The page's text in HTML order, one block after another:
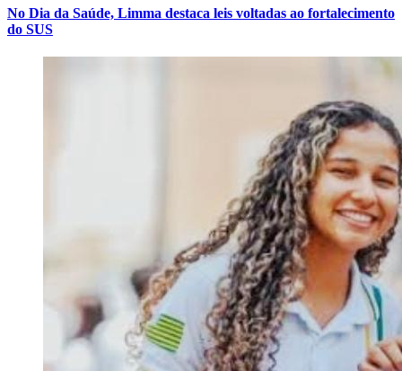
No Dia da Saúde, Limma destaca leis voltadas ao fortalecimento
do SUS